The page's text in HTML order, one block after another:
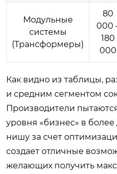
Модульные
системы
(Трансформеры)
80
000
180
000
Как видно из таблицы,
и средним сегментом
Производители
уровня «бизнес» в
нишу за счет
создает отличные
желающих получить